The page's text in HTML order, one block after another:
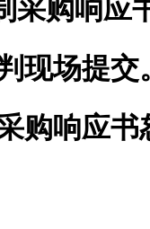
采购响应
现场提交
购响应书